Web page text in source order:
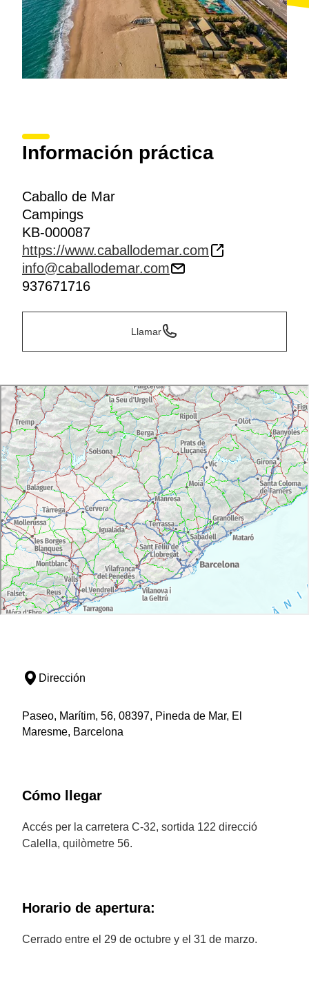
Información práctica
Caballo de Mar
Campings
KB-000087
https://www.caballodemar.com
info@caballodemar.com
937671716
Llamar
Dirección
Paseo, Marítim, 56, 08397, Pineda de Mar, El
Maresme, Barcelona
Cómo llegar
Accés per la carretera C-32, sortida 122 direcció
Calella, quilòmetre 56.
Horario de apertura:
Cerrado entre el 29 de octubre y el 31 de marzo.